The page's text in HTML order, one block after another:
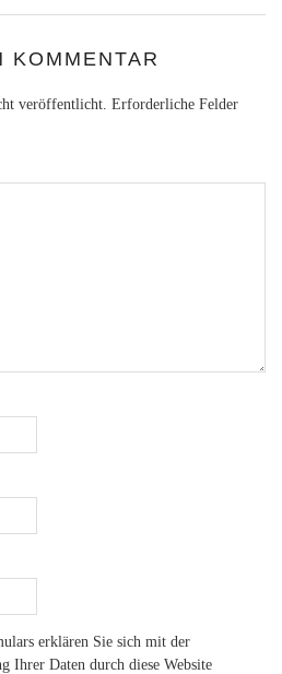
KOMMENTAR
veröffentlicht. Erforderliche Felder
erklären Sie sich mit der
Ihrer Daten durch diese Website